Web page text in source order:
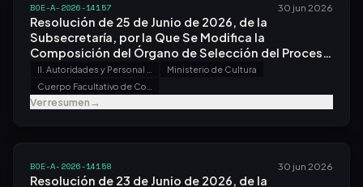
BOE-A-2026-14157 30 jun 2026
Resolución de 25 de Junio de 2026, de la
Subsecretaría, por la Que Se Modifica la
Composición del Órgano de Selección del Proceso
Selectivo para Ingreso, por el Sistema General de
Acceso Libre y Promoción Interna, en el Cuerpo
Facultativo de Conservadores de Museos, y para el
Cambio de Régimen Jurídico del Personal Laboral
General del Estado, Convocado por Resolución de
18 de Diciembre de 2025.
Ministerio de Cultura
Ver resumen→
BOE-A-2026-14158 30 jun 2026
Resolución de 23 de Junio de 2026, de la